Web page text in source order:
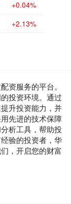
+0.04%
+2.13%
资服务的平台。
投资环境。通过
升投资能力，并
先进的技术保障
析工具，帮助投
验的投资者，华
，开启您的财富